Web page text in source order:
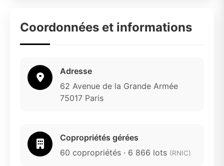
Coordonnées et informations
Adresse
62 Avenue de la Grande Armée
75017 Paris
Copropriétés gérées
60 copropriétés · 6 866 lots (RNIC)